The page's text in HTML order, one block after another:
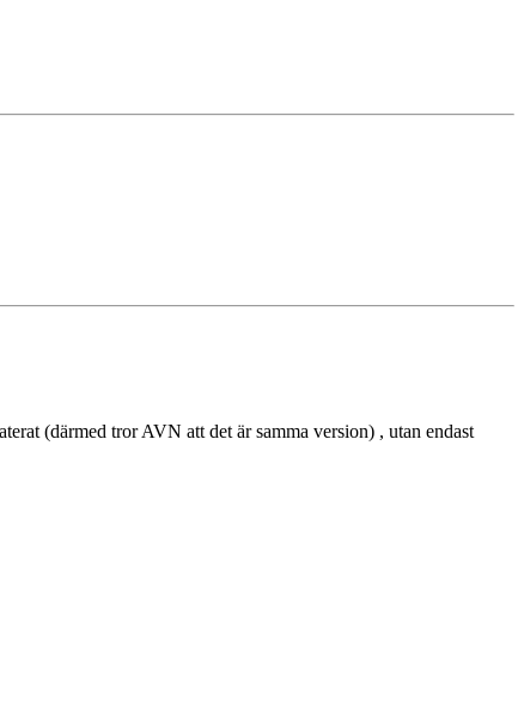
(därmed tror AVN att det är samma version) , utan endast